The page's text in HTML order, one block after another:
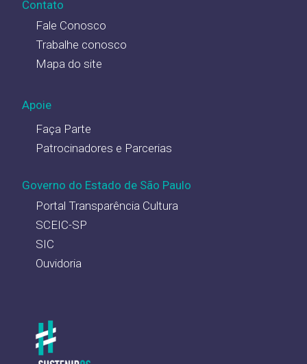
Contato
Fale Conosco
Trabalhe conosco
Mapa do site
Apoie
Faça Parte
Patrocinadores e Parcerias
Governo do Estado de São Paulo
Portal Transparência Cultura
SCEIC-SP
SIC
Ouvidoria